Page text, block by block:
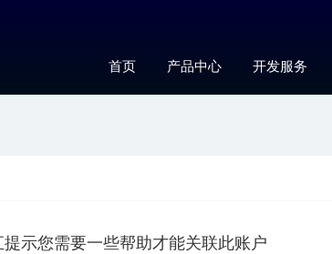
首页 产品中心 开发服务
示您需要一些帮助才能关联此账户